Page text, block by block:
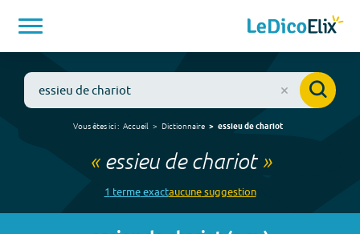
Vous êtes ici : Accueil Dictionnaire essieu de chariot
« essieu de chariot»
1 termeexactaucunesuggestion